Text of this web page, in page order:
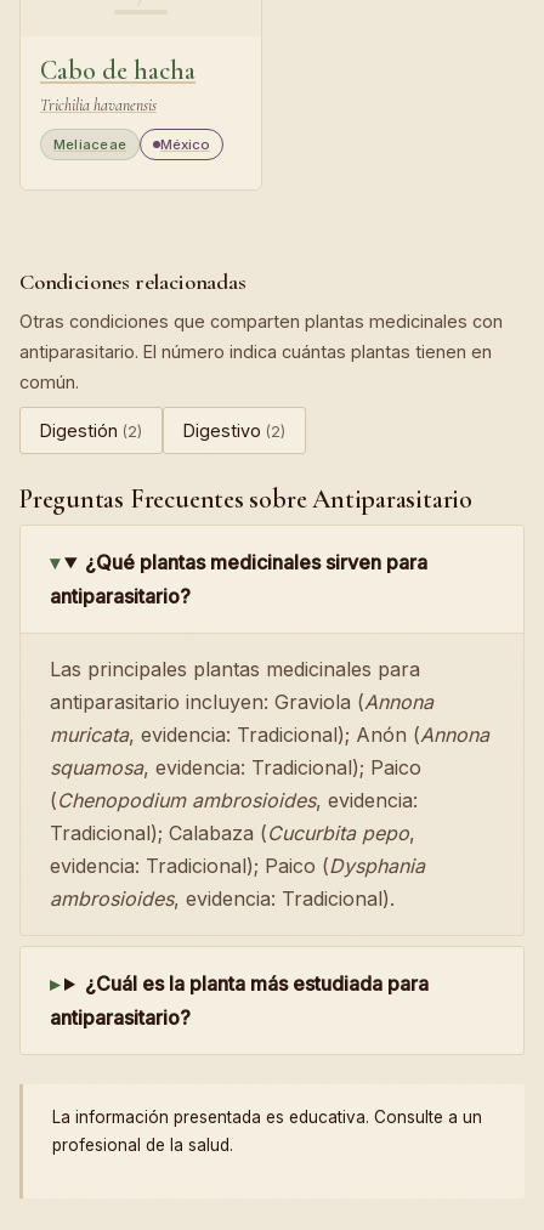
Cabo de hacha
Trichilia havanensis
Meliaceae México
Condiciones relacionadas
Otras condiciones que comparten plantas medicinales con
antiparasitario. El número indica cuántas plantas tienen en
común.
Digestión (2) Digestivo (2)
Preguntas Frecuentes sobre Antiparasitario
¿Qué plantas medicinales sirven para
antiparasitario?
Las principales plantas medicinales para
antiparasitario incluyen: Graviola (Annona
muricata, evidencia: Tradicional); Anón (Annona
squamosa, evidencia: Tradicional); Paico
(Chenopodium ambrosioides, evidencia:
Tradicional); Calabaza (Cucurbita pepo,
evidencia: Tradicional); Paico (Dysphania
ambrosioides, evidencia: Tradicional).
¿Cuál es la planta más estudiada para
antiparasitario?
La información presentada es educativa. Consulte a un
profesional de la salud.